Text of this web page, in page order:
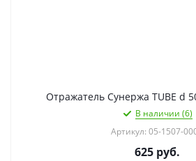
Отражатель Сунержа TUBE d
В наличии (6)
Артикул: 05-1507-
625руб.